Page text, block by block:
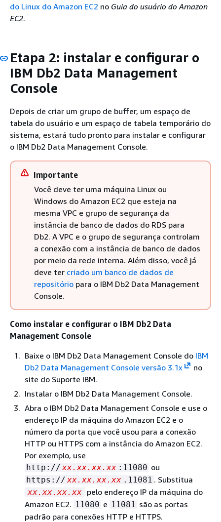
do Linux do Amazon EC2 no Guia do usuário do Amazon
EC2.
Etapa 2: instalar e configurar o
IBM Db2 Data Management
Console
Depois de criar um grupo de buffer, um espaço de
tabela do usuário e um espaço de tabela temporário do
sistema, estará tudo pronto para instalar e configurar
o IBM Db2 Data Management Console.
Importante
Você deve ter uma máquina Linux ou
Windows do Amazon EC2 que esteja na
mesma VPC e grupo de segurança da
instância de banco de dados do RDS para
Db2. A VPC e o grupo de segurança controlam
a conexão com a instância de banco de dados
por meio da rede interna. Além disso, você já
deve ter criado um banco de dados de
repositório para o IBM Db2 Data Management
Console.
Como instalar e configurar o IBM Db2 Data
Management Console
Baixe o IBM Db2 Data Management Console do IBM
Db2 Data Management Console versão 3.1x
no
site do Suporte IBM.
Instalar o IBM Db2 Data Management Console.
Abra o IBM Db2 Data Management Console e use o
endereço IP da máquina do Amazon EC2 e o
número da porta que você usou para a conexão
HTTP ou HTTPS com a instância do Amazon EC2.
Por exemplo, use
http:// xx.xx.xx.xx :11080 ou
https:// xx.xx.xx.xx .11081 . Substitua
xx.xx.xx.xx pelo endereço IP da máquina do
Amazon EC2. 11080 e 11081 são as portas
padrão para conexões HTTP e HTTPS.